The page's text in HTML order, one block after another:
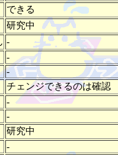
できる
研究中
-
-
-
チェンジできるのは確認
-
-
研究中
-